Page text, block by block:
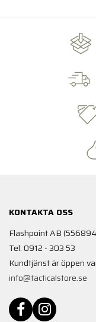
KONTAKTA OSS
Flashpoint AB
Tel. 0912 - 303 53
Kundtjänst är öppen
info@tacticalstore.se